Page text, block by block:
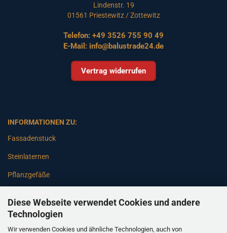
Diese Webseite verwendet Cookies und andere
Technologien
Wir verwenden Cookies und ähnliche Technologien, auch von
Lindenstr. 19
01561 Priestewitz / Zottewitz
Telefon: +49 3526 755 90 49
E-Mail: info@balustrade24.de
Vertrag widerrufen
INFORMATIONEN ZU:
Fassadenstuck
Steinlaternen
Pflanzgefäße
Gartenbänke
Pfeiler